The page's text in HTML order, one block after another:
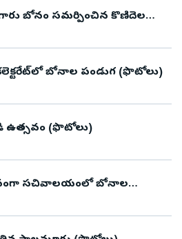
బోనం సమర్పించిన కొణిదెల
బోనాల పండుగ (ఫొటోలు)
ఉత్సవం (ఫొటోలు)
సచివాలయంలో బోనాల